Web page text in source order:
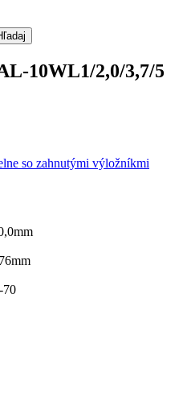
10WL1/2,0/3,7/5
so zahnutými výložníkmi
70